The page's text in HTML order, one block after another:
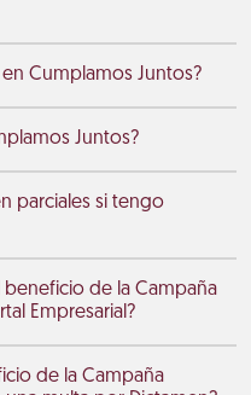
Cumplamos Juntos?
Juntos?
parciales si tengo
de la Campaña
Empresarial?
de la Campaña